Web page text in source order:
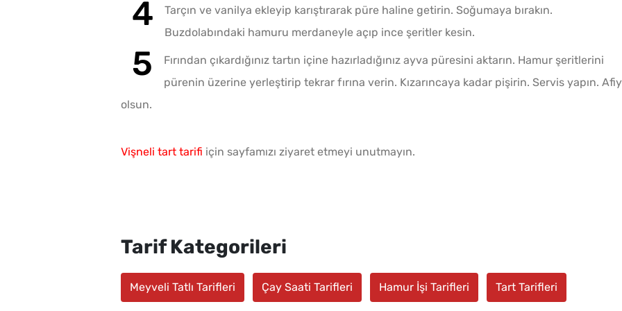
Tarçın ve vanilya ekleyip karıştırarak püre haline getirin. Soğumaya bırakın.
Buzdolabındaki hamuru merdaneyle açıp ince şeritler kesin.
Fırından çıkardığınız tartın içine hazırladığınız ayva püresini aktarın. Hamur şeritlerini
pürenin üzerine yerleştirip tekrar fırına verin. Kızarıncaya kadar pişirin. Servis yapın.
olsun.
Vişneli tart tarifi için sayfamızı ziyaret etmeyi unutmayın.
Tarif Kategorileri
Meyveli Tatlı Tarifleri Çay Saati Tarifleri Hamur İşi Tarifleri Tart Tarifleri